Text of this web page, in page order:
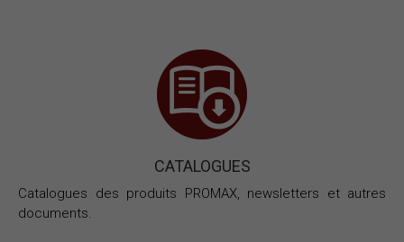
CATALOGUES
Catalogues des produits PROMAX, newsletters et autres
documents.